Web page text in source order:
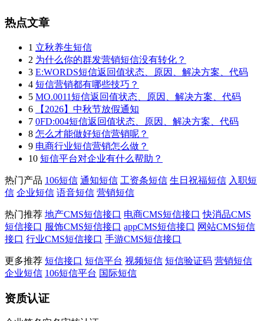
热点文章
1 立秋养生短信
2 为什么你的群发营销短信没有转化？
3 E:WORDS短信返回值状态、原因、解决方案、代码
4 短信营销都有哪些技巧？
5 MO.0011短信返回值状态、原因、解决方案、代码
6
【2026】中秋节放假通知
7 0FD:004短信返回值状态、原因、解决方案、代码
8 怎么才能做好短信营销呢？
9 电商行业短信营销怎么做？
10 短信平台对企业有什么帮助？
热门产品 106短信 通知短信 工资条短信 生日祝福短信 入职短
信 企业短信 语音短信 营销短信
热门推荐 地产CMS短信接口 电商CMS短信接口 快消品CMS
短信接口 服饰CMS短信接口 appCMS短信接口 网站CMS短信
接口 行业CMS短信接口 手游CMS短信接口
更多推荐 短信接口 短信平台 视频短信 短信验证码 营销短信
企业短信 106短信平台 国际短信
资质认证